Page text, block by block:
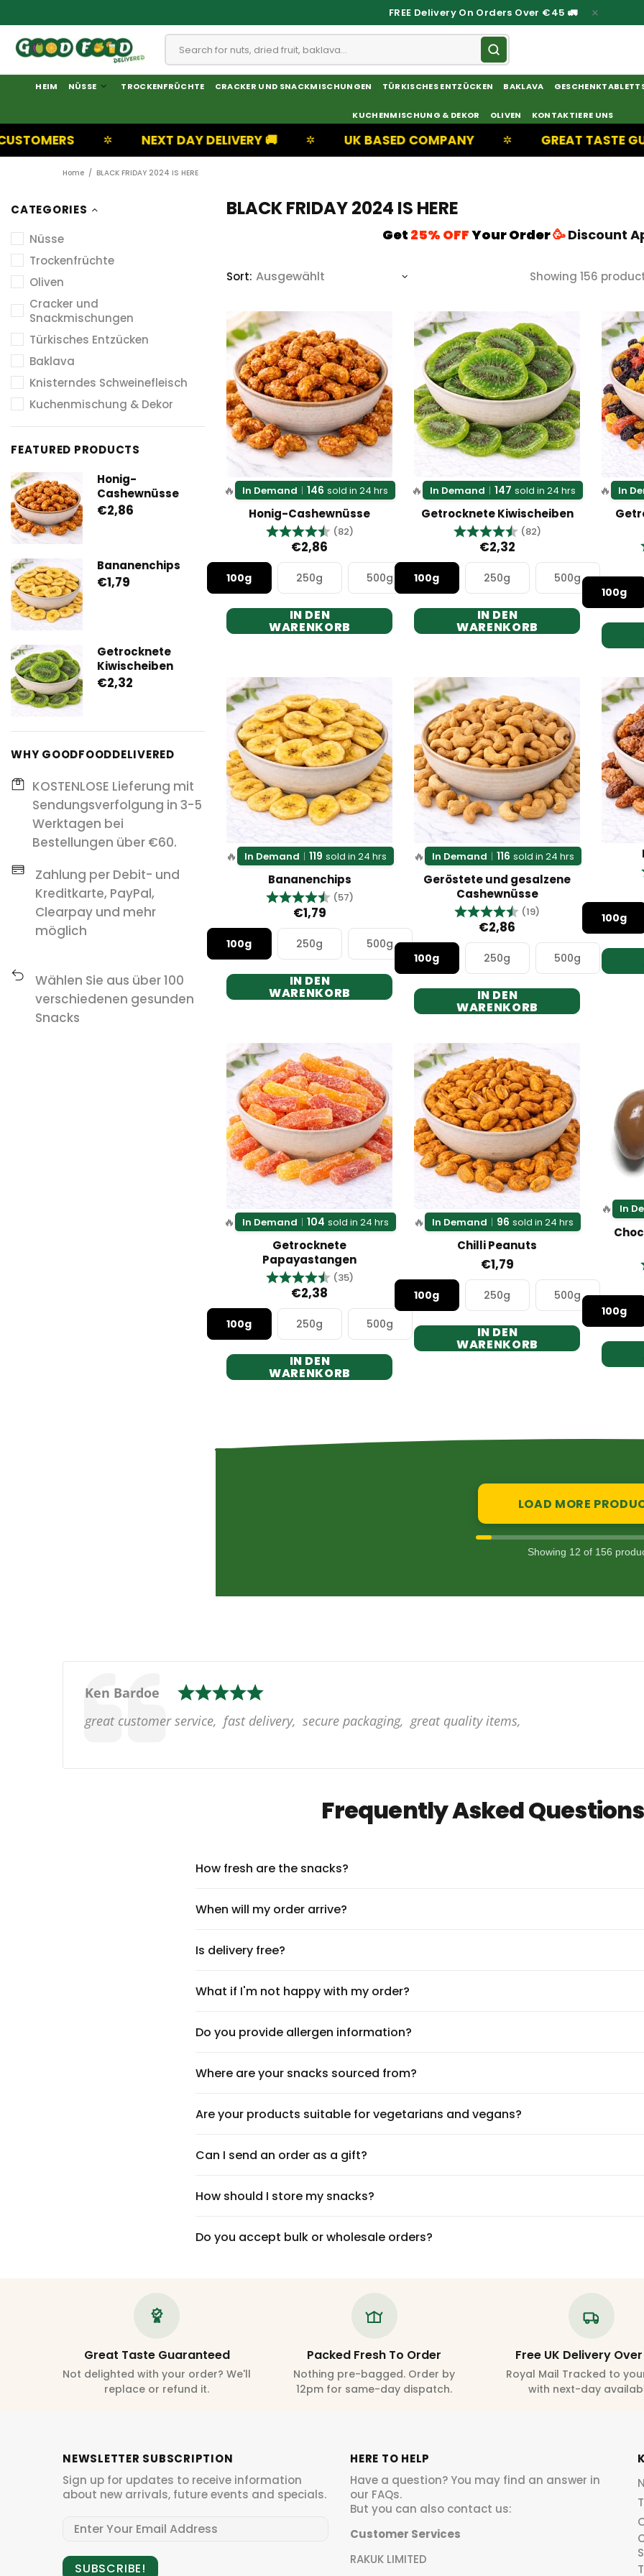
FREE Delivery On Orders Over €45 🚛
HEIM NÜSSE TROCKENFRÜCHTE CRACKER UND SNACKMISCHUNGEN TÜRKISCHES ENTZÜCKEN BAKLAVA
KUCHENMISCHUNG & DEKOR OLIVEN KONTAKTIERE UNS
✲ NEXT DAY DELIVERY 🚚 ✲ UK BASED COMPANY ✲ GREAT TASTE GUARANTEED
Home BLACK FRIDAY 2024 IS HERE
CATEGORIES
Nüsse
Trockenfrüchte
Oliven
Cracker und
Snackmischungen
Türkisches Entzücken
Baklava
Knisterndes Schweinefleisch
Kuchenmischung & Dekor
FEATURED PRODUCTS
Honig-
Cashewnüsse
€2,86
Bananenchips
€1,79
Getrocknete
Kiwischeiben
€2,32
WHY GOODFOODDELIVERED
KOSTENLOSE Lieferung mit
Sendungsverfolgung in 3-5
Werktagen bei
Bestellungen über €60.
Zahlung per Debit- und
Kreditkarte, PayPal,
Clearpay und mehr
möglich
Wählen Sie aus über 100
verschiedenen gesunden
Snacks
BLACK FRIDAY 2024 IS HERE
Get 25% OFFYour Order🥳Discount
Sort: Showing 156
🔥 In Demand | 146 sold in 24 hrs
Honig-Cashewnüsse
Bewertung:(82)
€2,86
100g 250g 500g
IN DEN
WARENKORB
🔥 In Demand | 147 sold in 24 hrs
Getrocknete Kiwischeiben
Bewertung:(82)
€2,32
100g 250g 500g
IN DEN
WARENKORB
🔥 In
100g
🔥 In Demand | 119 sold in 24 hrs
Bananenchips
Bewertung:(57)
€1,79
100g 250g 500g
IN DEN
WARENKORB
🔥 In Demand | 116 sold in 24 hrs
Geröstete und gesalzene
Cashewnüsse
Bewertung: (19) 4.8 von 5 Sternen
€2,86
100g 250g 500g
IN DEN
WARENKORB
100g
🔥 In Demand | 104 sold in 24 hrs
Getrocknete
Papayastangen
Bewertung:(35) 4.7 von 5 Sternen
€2,38
100g 250g 500g
IN DEN
WARENKORB
🔥 In Demand | 96 sold in 24 hrs
Chilli Peanuts
€1,79
100g 250g 500g
IN DEN
WARENKORB
🔥 In
100g
LOAD MORE
Showing 12 of 156
Autor:
Christine Neave
Text:
My order only took a couple of days to get to me, I had an e mail to tell me when it would be
Frequently Asked Questions
How fresh are the snacks?
When will my order arrive?
Is delivery free?
What if I'm not happy with my order?
Do you provide allergen information?
Where are your snacks sourced from?
Are your products suitable for vegetarians and vegans?
Can I send an order as a gift?
How should I store my snacks?
Do you accept bulk or wholesale orders?
Great Taste Guaranteed
Not delighted with your order? We'll
replace or refund it.
Packed Fresh To Order
Nothing pre-bagged. Order by
12pm for same-day dispatch.
Free UK Delivery
Royal Mail Tracked to
with next-day
NEWSLETTER SUBSCRIPTION
Sign up for updates to receive information
about new arrivals, future events and specials.
HERE TO HELP
Have a question? You may find an answer in
our FAQs.
But you can also contact us:
Customer Services
RAKUK LIMITED